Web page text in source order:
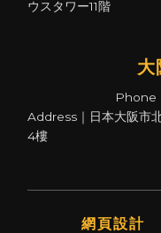
ウスタワー11階
Phone
Address｜日本大阪市
4樓
網頁設計